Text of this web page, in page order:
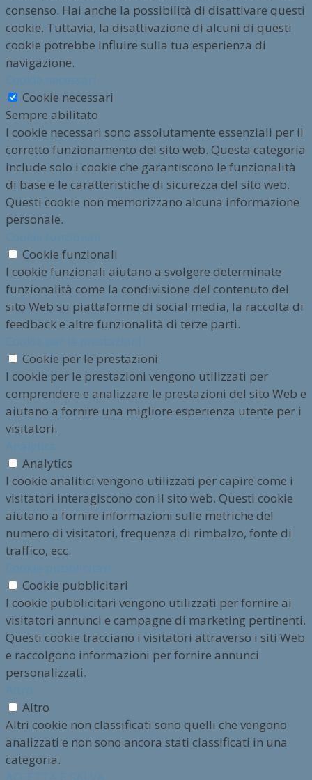
consenso. Hai anche la possibilità di disattivare questi
cookie. Tuttavia, la disattivazione di alcuni di questi
cookie potrebbe influire sulla tua esperienza di
navigazione.
Cookie necessari
Sempre abilitato
I cookie necessari sono assolutamente essenziali per il
corretto funzionamento del sito web. Questa categoria
include solo i cookie che garantiscono le funzionalità
di base e le caratteristiche di sicurezza del sito web.
Questi cookie non memorizzano alcuna informazione
personale.
Cookie funzionali
I cookie funzionali aiutano a svolgere determinate
funzionalità come la condivisione del contenuto del
sito Web su piattaforme di social media, la raccolta di
feedback e altre funzionalità di terze parti.
Cookie per le prestazioni
I cookie per le prestazioni vengono utilizzati per
comprendere e analizzare le prestazioni del sito Web e
aiutano a fornire una migliore esperienza utente per i
visitatori.
Analytics
I cookie analitici vengono utilizzati per capire come i
visitatori interagiscono con il sito web. Questi cookie
aiutano a fornire informazioni sulle metriche del
numero di visitatori, frequenza di rimbalzo, fonte di
traffico, ecc.
Cookie pubblicitari
I cookie pubblicitari vengono utilizzati per fornire ai
visitatori annunci e campagne di marketing pertinenti.
Questi cookie tracciano i visitatori attraverso i siti Web
e raccolgono informazioni per fornire annunci
personalizzati.
Altro
Altri cookie non classificati sono quelli che vengono
analizzati e non sono ancora stati classificati in una
categoria.